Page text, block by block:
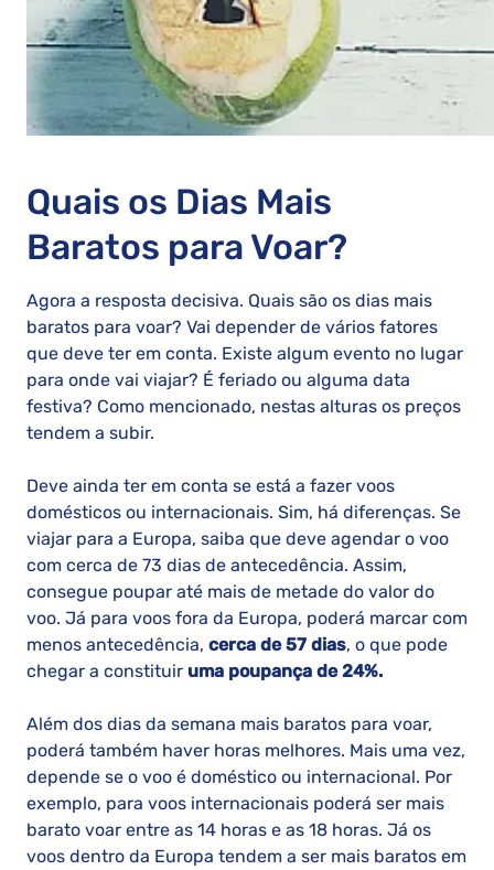
Quais os Dias Mais
Baratos para Voar?
Agora a resposta decisiva. Quais são os dias mais
baratos para voar? Vai depender de vários fatores
que deve ter em conta. Existe algum evento no lugar
para onde vai viajar? É feriado ou alguma data
festiva? Como mencionado, nestas alturas os preços
tendem a subir.
Deve ainda ter em conta se está a fazer voos
domésticos ou internacionais. Sim, há diferenças. Se
viajar para a Europa, saiba que deve agendar o voo
com cerca de 73 dias de antecedência. Assim,
consegue poupar até mais de metade do valor do
voo. Já para voos fora da Europa, poderá marcar com
menos antecedência, cerca de 57 dias, o que pode
chegar a constituir uma poupança de 24%.
Além dos dias da semana mais baratos para voar,
poderá também haver horas melhores. Mais uma vez,
depende se o voo é doméstico ou internacional. Por
exemplo, para voos internacionais poderá ser mais
barato voar entre as 14 horas e as 18 horas. Já os
voos dentro da Europa tendem a ser mais baratos em